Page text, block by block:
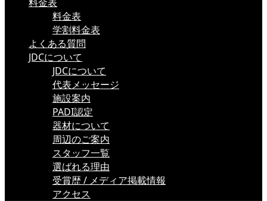
料金表
学割料金表
よくある質問
JDCについて
JDCについて
代表メッセージ
施設案内
PADI認定
器材について
周辺のご案内
スタッフ一覧
選ばれる理由
受賞歴 / メディア掲載情報
アクセス